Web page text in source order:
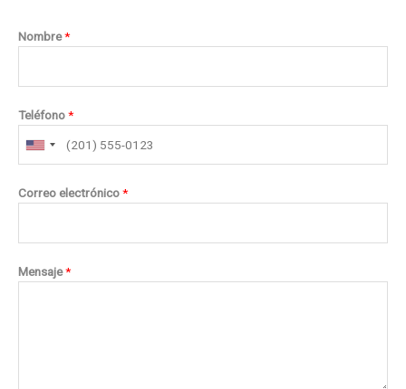
Nombre*
Teléfono*
Correo electrónico*
Mensaje*